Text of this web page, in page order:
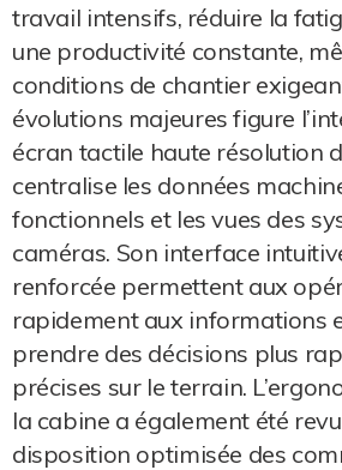
travail intensifs, réduire la
une productivité constante,
conditions de chantier
évolutions majeures figure
écran tactile haute résolution
centralise les données
fonctionnels et les vues des
caméras. Son interface
renforcée permettent aux
rapidement aux informations
prendre des décisions plus
précises sur le terrain.
la cabine a également été
disposition optimisée des